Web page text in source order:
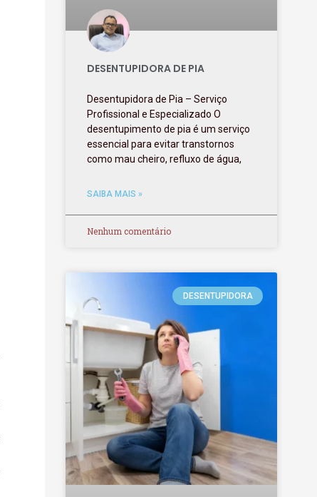
DESENTUPIDORA DE PIA
Desentupidora de Pia – Serviço
Profissional e Especializado O
desentupimento de pia é um serviço
essencial para evitar transtornos
como mau cheiro, refluxo de água,
SAIBA MAIS »
Nenhum comentário
DESENTUPIDORA